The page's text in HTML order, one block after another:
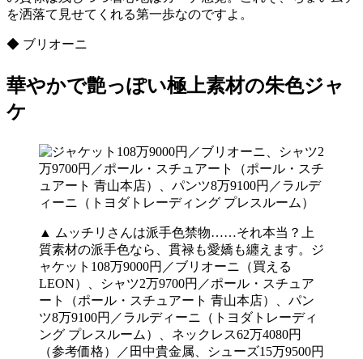
を洒落て見せてくれる第一歩なのですよ。
◆ ブリオーニ
華やかで艶っぽい極上素材の朱色ジャ
ケ
▲ ムッチリさんは派手色禁物……それ本当？上
質素材の派手色なら、貫禄も愛嬌も纏えます。ジ
ャケット108万9000円／ブリオーニ（買える
LEON）、シャツ2万9700円／ポール・スチュア
ート（ポール・スチュアート 青山本店）、パン
ツ8万9100円／ラルディーニ（トヨダトレーディ
ング プレスルーム）、ネックレス62万4080円
（参考価格）／田中貴金属、シューズ15万9500円